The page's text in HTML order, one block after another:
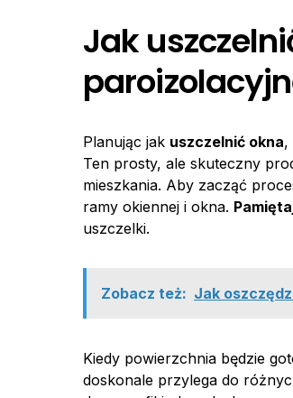
Jak
Planując jak uszczelnić okna,
Ten prosty, ale skuteczny
mieszkania. Aby zacząć
ramy okiennej i okna.
uszczelki.
Zobacz też: Jak
Kiedy powierzchnia będzie
doskonale przylega do